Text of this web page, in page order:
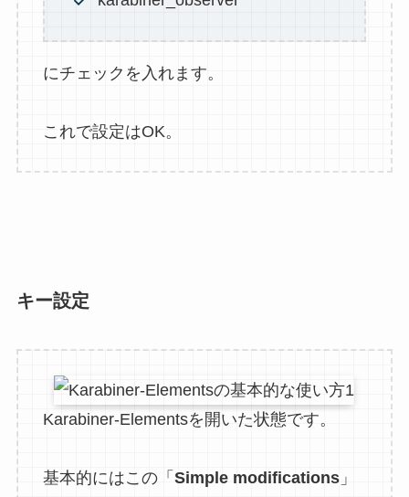
にチェックを入れます。
これで設定はOK。
キー設定
Karabiner-Elementsを開いた状態です。
基本的にはこの「 Simple modifications」